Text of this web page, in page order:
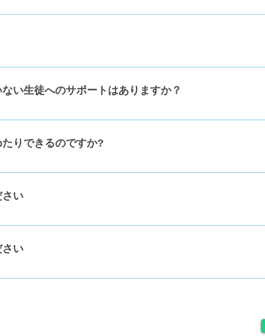
する生徒の学習進捗レポートを学校に提出する必要がありま
・スマーフォンなどをご用意いただく必要があります。
い生徒へのサポートはありますか？
担任がつきます。学習計画・学習進捗のサポートや、 生活
りできるのですか?
さい
ムからお申し込みください
さい
ださい。 【退会日について】 退会のお申し出のタイミング